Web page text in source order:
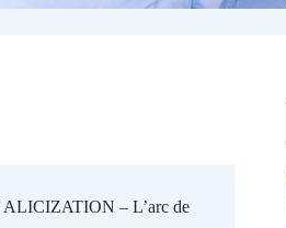
– L’arc de